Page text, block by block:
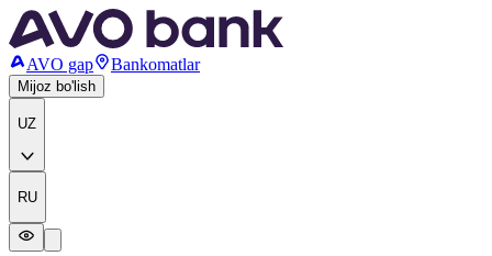
AVO gap Bankomatlar
Mijoz bo'lish
UZ
RU